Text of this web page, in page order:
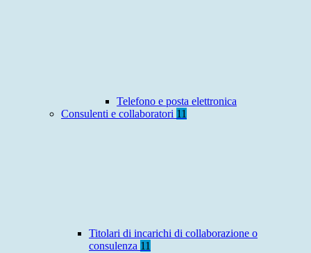
Telefono e posta elettronica
Consulenti e collaboratori 11
Titolari di incarichi di collaborazione o
consulenza 11